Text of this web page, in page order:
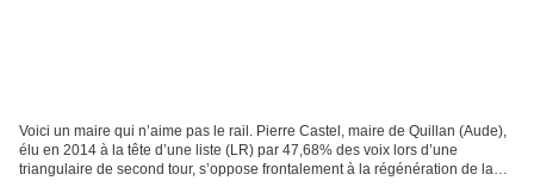
Voici un maire qui n’aime pas le rail. Pierre Castel, maire de Quillan (Aude),
élu en 2014 à la tête d’une liste (LR) par 47,68% des voix lors d’une
triangulaire de second tour, s’oppose frontalement à la régénération de la